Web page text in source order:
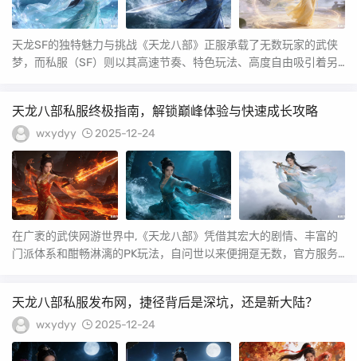
天龙SF的独特魅力与挑战《天龙八部》正服承载了无数玩家的武侠
梦，而私服（SF）则以其高速节奏、特色玩法、高度自由吸引着另
天龙八部私服终极指南，解锁巅峰体验与快速成长攻略
wxydyy 2025-12-24
在广袤的武侠网游世界中,《天龙八部》凭借其宏大的剧情、丰富的
门派体系和酣畅淋漓的PK玩法，自问世以来便拥趸无数，官方服务
天龙八部私服发布网，捷径背后是深坑，还是新大陆？
wxydyy 2025-12-24